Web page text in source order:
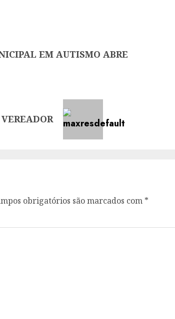
EM AUTISMO ABRE
obrigatórios são marcados com *